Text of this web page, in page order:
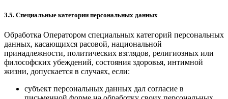
3.5. Специальные категории персональных данных
Обработка Оператором специальных категорий персональных
данных, касающихся расовой, национальной
принадлежности, политических взглядов, религиозных или
философских убеждений, состояния здоровья, интимной
жизни, допускается в случаях, если:
субъект персональных данных дал согласие в